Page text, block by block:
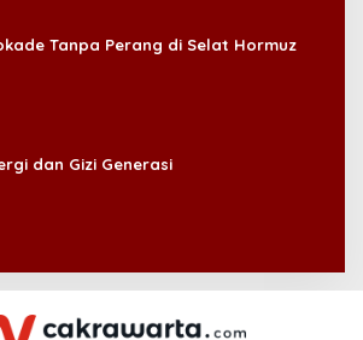
Tanpa Perang di Selat Hormuz
dan Gizi Generasi